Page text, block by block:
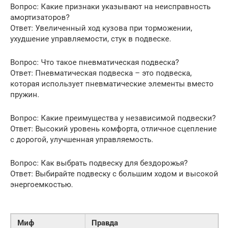
Вопрос: Какие признаки указывают на неисправность
амортизаторов?
Ответ: Увеличенный ход кузова при торможении,
ухудшение управляемости, стук в подвеске.
Вопрос: Что такое пневматическая подвеска?
Ответ: Пневматическая подвеска – это подвеска,
которая использует пневматические элементы вместо
пружин.
Вопрос: Какие преимущества у независимой подвески?
Ответ: Высокий уровень комфорта, отличное сцепление
с дорогой, улучшенная управляемость.
Вопрос: Как выбрать подвеску для бездорожья?
Ответ: Выбирайте подвеску с большим ходом и высокой
энергоемкостью.
Миф
Правда